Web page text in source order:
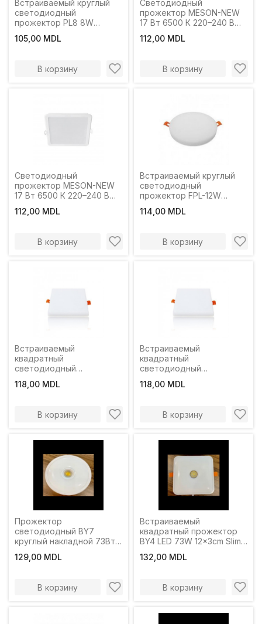
Встраиваемый круглый
светодиодный
прожектор PL8 8W
LuminaLEDМатериал:Пластик
105,00 MDL
В корзину
Светодиодный
прожектор MESON-NEW
17 Вт 6500 К 220–240 В
112,00 MDL
В корзину
Светодиодный
прожектор MESON-NEW
17 Вт 6500 К 220–240 В
112,00 MDL
В корзину
Встраиваемый круглый
светодиодный
прожектор FPL-12W
114,00 MDL
В корзину
Встраиваемый
квадратный
светодиодный
4000K LuminaLED
118,00 MDL
В корзину
Встраиваемый
квадратный
светодиодный
6000K LuminaLED
118,00 MDL
В корзину
Прожектор
светодиодный BY7
круглый накладной 73Вт
129,00 MDL
В корзину
Встраиваемый
квадратный прожектор
BY4 LED 73W 12x3cm Slim
132,00 MDL
В корзину